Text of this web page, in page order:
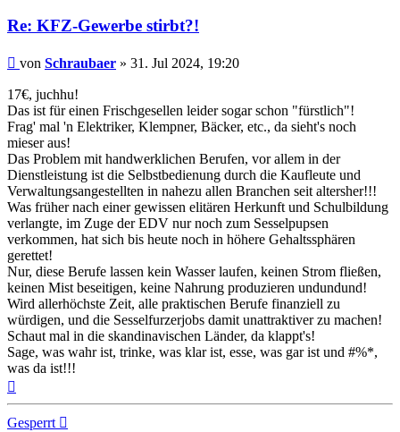
Re: KFZ-Gewerbe stirbt?!
Beitrag
von Schraubaer » 31. Jul 2024, 19:20
17€, juchhu!
Das ist für einen Frischgesellen leider sogar schon "fürstlich"!
Frag' mal 'n Elektriker, Klempner, Bäcker, etc., da sieht's noch
mieser aus!
Das Problem mit handwerklichen Berufen, vor allem in der
Dienstleistung ist die Selbstbedienung durch die Kaufleute und
Verwaltungsangestellten in nahezu allen Branchen seit altersher!!!
Was früher nach einer gewissen elitären Herkunft und Schulbildung
verlangte, im Zuge der EDV nur noch zum Sesselpupsen
verkommen, hat sich bis heute noch in höhere Gehaltssphären
gerettet!
Nur, diese Berufe lassen kein Wasser laufen, keinen Strom fließen,
keinen Mist beseitigen, keine Nahrung produzieren undundund!
Wird allerhöchste Zeit, alle praktischen Berufe finanziell zu
würdigen, und die Sesselfurzerjobs damit unattraktiver zu machen!
Schaut mal in die skandinavischen Länder, da klappt's!
Sage, was wahr ist, trinke, was klar ist, esse, was gar ist und #%*,
was da ist!!!
Gesperrt